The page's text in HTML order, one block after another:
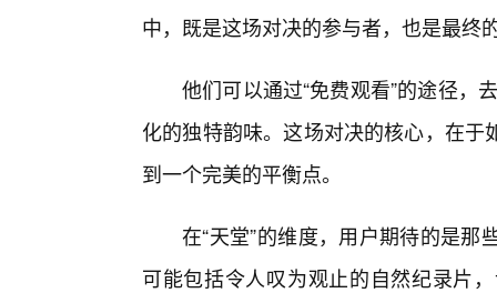
中，既是这场对决的参与者，也是最终
他们可以通过“免费观看”的途径，
化的独特韵味。这场对决的核心，在
到一个完美的平衡点。
在“天堂”的维度，用户期待的是
可能包括令人叹为观止的自然纪录片